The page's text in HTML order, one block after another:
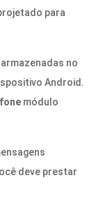
para
no
Android.
módulo
deve prestar